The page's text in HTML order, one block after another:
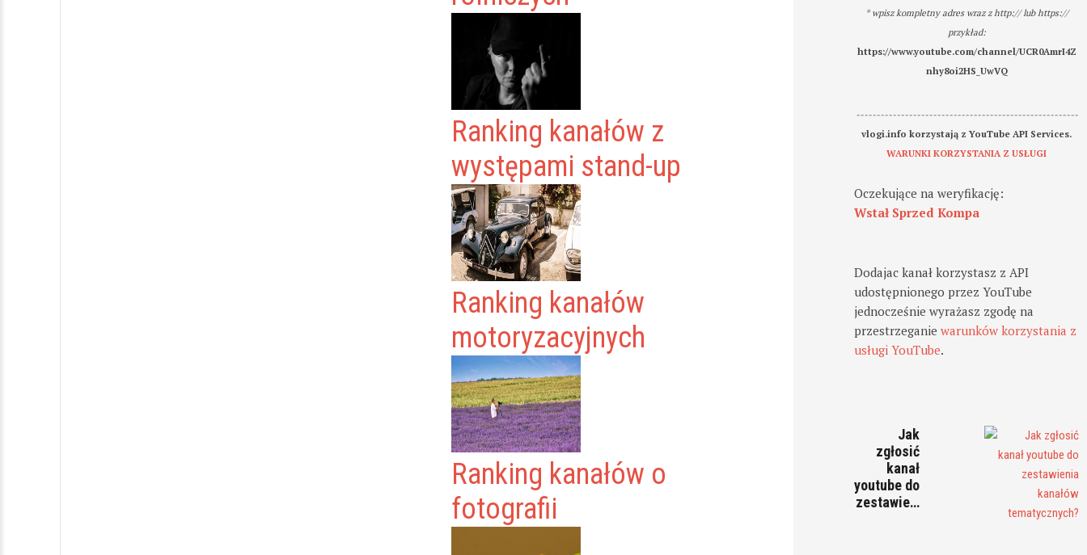
Ranking kanałów z
występami stand-up
Ranking kanałów
motoryzacyjnych
Ranking kanałów o
fotografii
* wpisz kompletny adres wraz z http:// lub https://
przykład:
https://www.youtube.com/channel/UCR0AmrI4Z
nhy8oi2HS_UwVQ
-------------------------------------------------------
vlogi.info korzystają z YouTube API Services.
WARUNKI KORZYSTANIA Z USŁUGI
Oczekujące na weryfikację:
Wstał Sprzed Kompa
Dodajac kanał korzystasz z API
udostępnionego przez YouTube
jednocześnie wyrażasz zgodę na
przestrzeganiewarunków korzystania z
usługi YouTube.
Jak
zgłosić
kanał
youtube do
zestawie…